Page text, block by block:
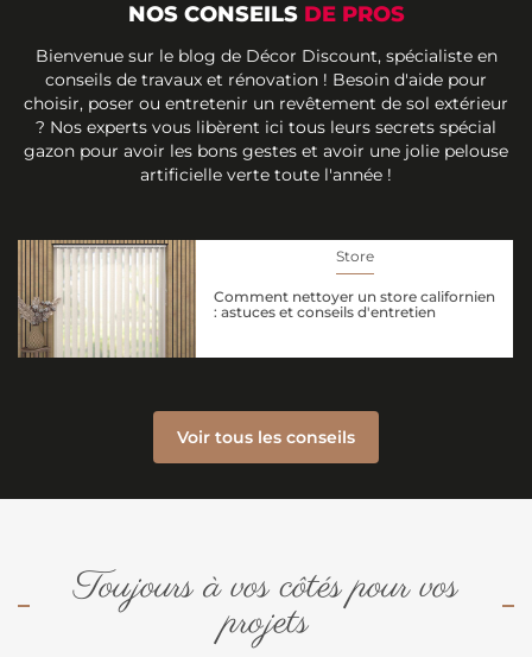
NOS CONSEILS DE PROS
Bienvenue sur le blog de Décor Discount, spécialiste en
conseils de travaux et rénovation ! Besoin d'aide pour
choisir, poser ou entretenir un revêtement de sol extérieur
? Nos experts vous libèrent ici tous leurs secrets spécial
gazon pour avoir les bons gestes et avoir une jolie pelouse
artificielle verte toute l'année !
Store
Comment nettoyer un store californien
: astuces et conseils d'entretien
Voir tous les conseils
Toujours à vos côtés pour vos
projets